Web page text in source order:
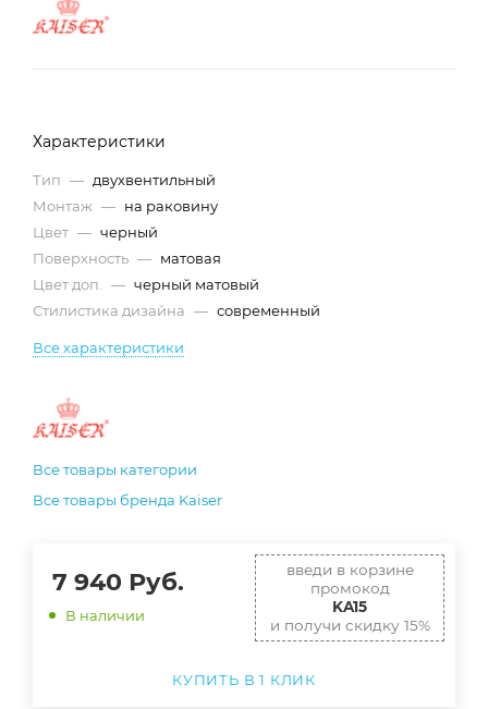
Характеристики
Тип — двухвентильный
Монтаж — на раковину
Цвет — черный
Поверхность — матовая
Цвет доп. — черный матовый
Стилистика дизайна — современный
Все характеристики
Все товары категории
Все товары бренда Kaiser
7 940 Руб.
В наличии
введи в корзине
промокод
KA15
и получи скидку 15%
КУПИТЬ В 1 КЛИК